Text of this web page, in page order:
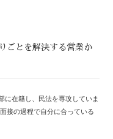
ごとを解決する営業か
に在籍し、民法を専攻していま
接の過程で自分に合っている